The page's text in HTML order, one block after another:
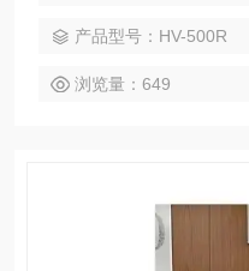
产品型号：HV-500R
浏览量：649